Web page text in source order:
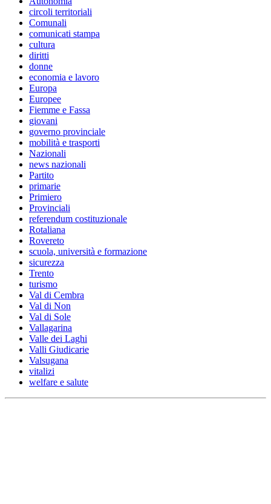
circoli territoriali
Comunali
comunicati stampa
cultura
diritti
donne
economia e lavoro
Europa
Europee
Fiemme e Fassa
giovani
governo provinciale
mobilità e trasporti
Nazionali
news nazionali
Partito
primarie
Primiero
Provinciali
referendum costituzionale
Rotaliana
Rovereto
scuola, università e formazione
sicurezza
Trento
turismo
Val di Cembra
Val di Non
Val di Sole
Vallagarina
Valle dei Laghi
Valli Giudicarie
Valsugana
vitalizi
welfare e salute